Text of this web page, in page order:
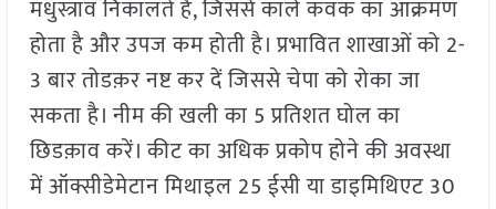
मधुस्त्राव निकालते हैं, जिससे काले कवक का आक्रमण
होता है और उपज कम होती है। प्रभावित शाखाओं को 2-
3 बार तोडक़र नष्ट कर दें जिससे चेपा को रोका जा
सकता है। नीम की खली का 5 प्रतिशत घोल का
छिडक़ाव करें। कीट का अधिक प्रकोप होने की अवस्था
में ऑक्सीडेमेटान मिथाइल 25 ईसी या डाइमिथिएट 30